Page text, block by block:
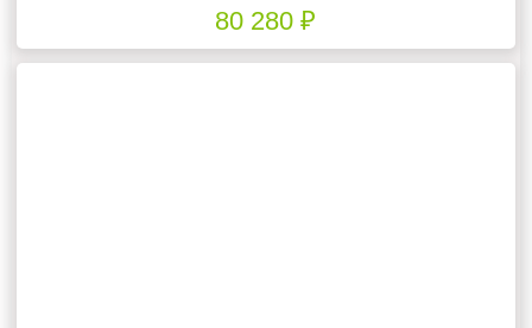
80 280 ₽